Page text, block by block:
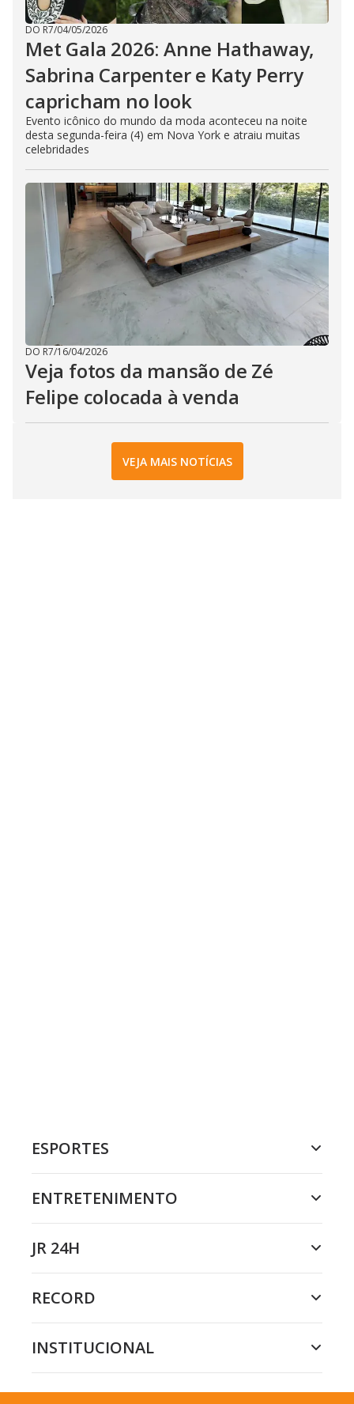
DO R7/04/05/2026
Met Gala 2026: Anne Hathaway,
Sabrina Carpenter e Katy Perry
capricham no look
Evento icônico do mundo da moda aconteceu na noite
desta segunda-feira (4) em Nova York e atraiu muitas
celebridades
DO R7/16/04/2026
Veja fotos da mansão de Zé
Felipe colocada à venda
VEJA MAIS NOTÍCIAS
ESPORTES
ENTRETENIMENTO
JR 24H
RECORD
INSTITUCIONAL